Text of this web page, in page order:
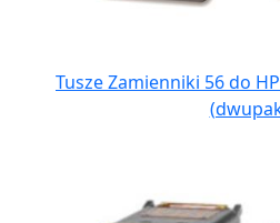
Tusze Zamienniki 56 do